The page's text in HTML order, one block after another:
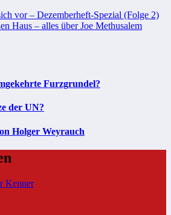
vor – Dezemberheft-Spezial (Folge 2)
Haus – alles über Joe Methusalem
Furzgrundel?
der UN?
Holger Weyrauch
Kenner